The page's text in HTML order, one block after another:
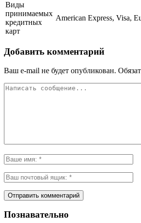
Виды
принимаемых
кредитных
карт
American Express, Visa,
Добавить комментарий
Ваш e-mail не будет опубликован.
Познавательно